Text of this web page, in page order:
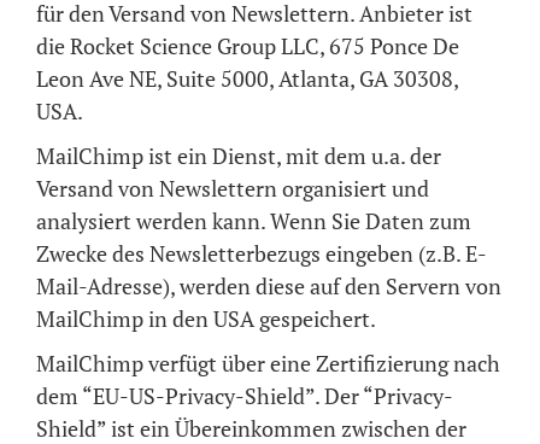
für den Versand von Newslettern. Anbieter ist
die Rocket Science Group LLC, 675 Ponce De
Leon Ave NE, Suite 5000, Atlanta, GA 30308,
USA.
MailChimp ist ein Dienst, mit dem u.a. der
Versand von Newslettern organisiert und
analysiert werden kann. Wenn Sie Daten zum
Zwecke des Newsletterbezugs eingeben (z.B. E-
Mail-Adresse), werden diese auf den Servern von
MailChimp in den USA gespeichert.
MailChimp verfügt über eine Zertifizierung nach
dem “EU-US-Privacy-Shield”. Der “Privacy-
Shield” ist ein Übereinkommen zwischen der